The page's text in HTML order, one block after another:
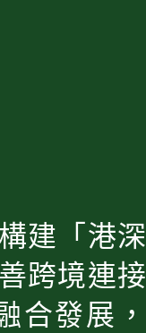
建「港深
跨境連接
合發展，